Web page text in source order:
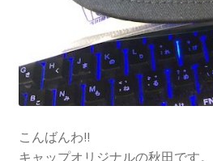
こんばんわ!!
キャップオリジナルの秋田です。